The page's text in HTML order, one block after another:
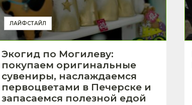
ЛАЙФСТАЙЛ
Экогид по Могилеву:
покупаем оригинальные
сувениры, наслаждаемся
первоцветами в Печерске и
запасаемся полезной едой